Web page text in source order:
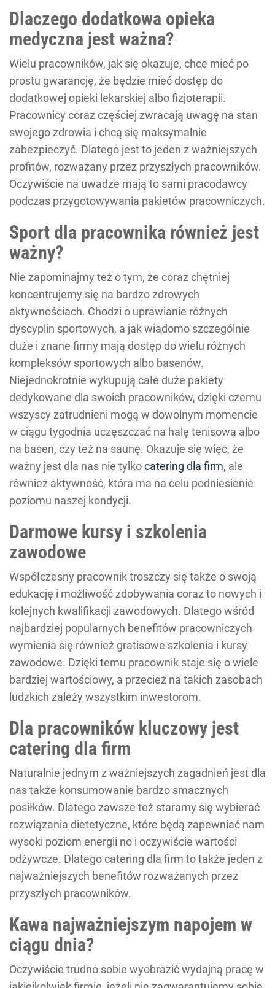
Dlaczego dodatkowa opieka
medyczna jest ważna?
Wielu pracowników, jak się okazuje, chce mieć po
prostu gwarancję, że będzie mieć dostęp do
dodatkowej opieki lekarskiej albo fizjoterapii.
Pracownicy coraz częściej zwracają uwagę na stan
swojego zdrowia i chcą się maksymalnie
zabezpieczyć. Dlatego jest to jeden z ważniejszych
profitów, rozważany przez przyszłych pracowników.
Oczywiście na uwadze mają to sami pracodawcy
podczas przygotowywania pakietów pracowniczych.
Sport dla pracownika również jest
ważny?
Nie zapominajmy też o tym, że coraz chętniej
koncentrujemy się na bardzo zdrowych
aktywnościach. Chodzi o uprawianie różnych
dyscyplin sportowych, a jak wiadomo szczególnie
duże i znane firmy mają dostęp do wielu różnych
kompleksów sportowych albo basenów.
Niejednokrotnie wykupują całe duże pakiety
dedykowane dla swoich pracowników, dzięki czemu
wszyscy zatrudnieni mogą w dowolnym momencie
w ciągu tygodnia uczęszczać na halę tenisową albo
na basen, czy też na saunę. Okazuje się więc, że
ważny jest dla nas nie tylkocatering dla firm, ale
również aktywność, która ma na celu podniesienie
poziomu naszej kondycji.
Darmowe kursy i szkolenia
zawodowe
Współczesny pracownik troszczy się także o swoją
edukację i możliwość zdobywania coraz to nowych i
kolejnych kwalifikacji zawodowych. Dlatego wśród
najbardziej popularnych benefitów pracowniczych
wymienia się również gratisowe szkolenia i kursy
zawodowe. Dzięki temu pracownik staje się o wiele
bardziej wartościowy, a przecież na takich zasobach
ludzkich zależy wszystkim inwestorom.
Dla pracowników kluczowy jest
catering dla firm
Naturalnie jednym z ważniejszych zagadnień jest dla
nas także konsumowanie bardzo smacznych
posiłków. Dlatego zawsze też staramy się wybierać
rozwiązania dietetyczne, które będą zapewniać nam
wysoki poziom energii no i oczywiście wartości
odżywcze. Dlatego catering dla firm to także jeden z
najważniejszych benefitów rozważanych przez
przyszłych pracowników.
Kawa najważniejszym napojem w
ciągu dnia?
Oczywiście trudno sobie wyobrazić wydajną pracę w